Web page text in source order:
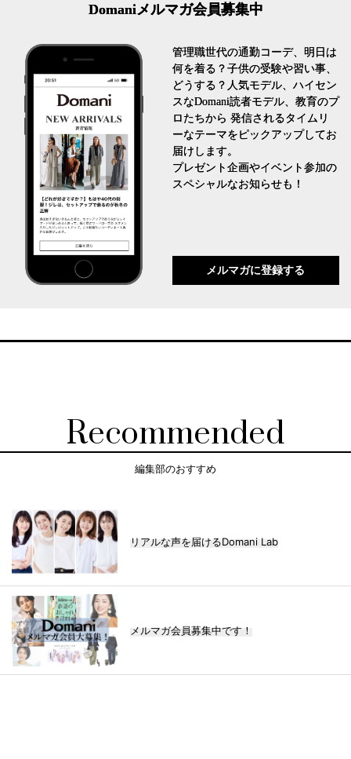
Domaniメルマガ会員募集中
管理職世代の通勤コーデ、明日は
何を着る？子供の受験や習い事、
どうする？人気モデル、ハイセン
スなDomani読者モデル、教育のプ
ロたちから 発信されるタイムリ
ーなテーマをピックアップしてお
届けします。
プレゼント企画やイベント参加の
スペシャルなお知らせも！
メルマガに登録する
Recommended
編集部のおすすめ
リアルな声を届けるDomani Lab
メルマガ会員募集中です！